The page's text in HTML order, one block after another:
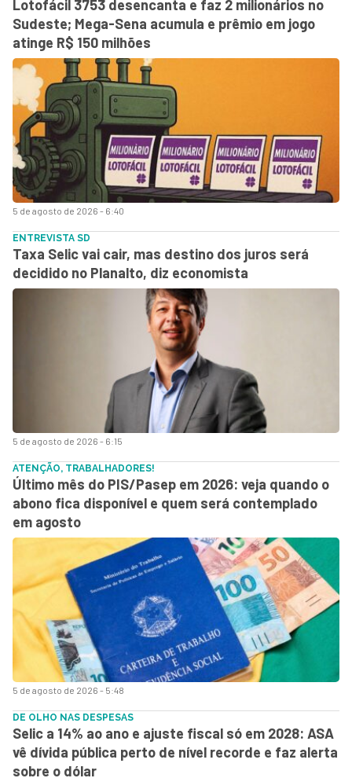
5 de agosto de 2026 - 6:40
Lotofácil 3753 desencanta e faz 2 milionários no
Sudeste; Mega-Sena acumula e prêmio em jogo
atinge R$ 150 milhões
5 de agosto de 2026 - 6:15
ENTREVISTA SD
Taxa Selic vai cair, mas destino dos juros será
decidido no Planalto, diz economista
5 de agosto de 2026 - 5:48
ATENÇÃO, TRABALHADORES!
Último mês do PIS/Pasep em 2026: veja quando o
abono fica disponível e quem será contemplado
em agosto
DE OLHO NAS DESPESAS
Selic a 14% ao ano e ajuste fiscal só em 2028: ASA
vê dívida pública perto de nível recorde e faz alerta
sobre o dólar